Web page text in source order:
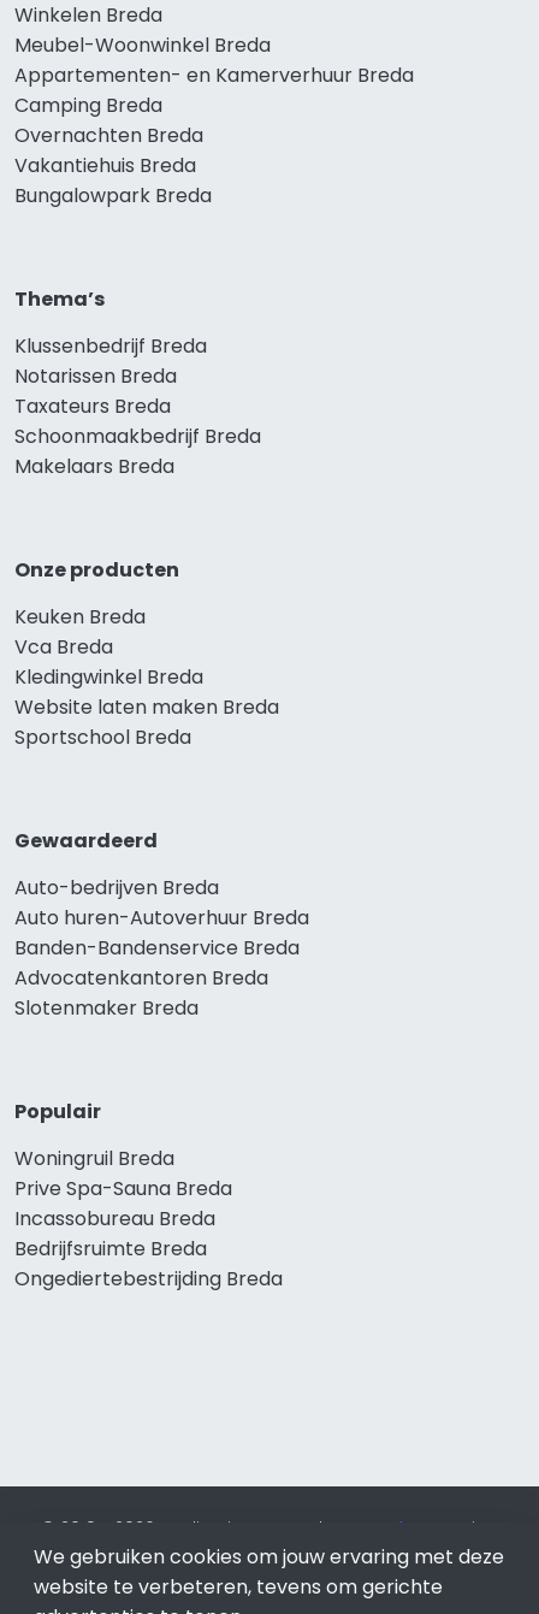
Winkelen Breda
Meubel-Woonwinkel Breda
Appartementen- en Kamerverhuur Breda
Camping Breda
Overnachten Breda
Vakantiehuis Breda
Bungalowpark Breda
Thema’s
Klussenbedrijf Breda
Notarissen Breda
Taxateurs Breda
Schoonmaakbedrijf Breda
Makelaars Breda
Onze producten
Keuken Breda
Vca Breda
Kledingwinkel Breda
Website laten maken Breda
Sportschool Breda
Gewaardeerd
Auto-bedrijven Breda
Auto huren-Autoverhuur Breda
Banden-Bandenservice Breda
Advocatenkantoren Breda
Slotenmaker Breda
Populair
Woningruil Breda
Prive Spa-Sauna Breda
Incassobureau Breda
Bedrijfsruimte Breda
Ongediertebestrijding Breda
© 2019 - 2026 Realisatie en SEO door SEO-bureau
Lion
Internet. Betaal alleen voor bewezen resultaten?SEO
optimalisatie No Cure No Pay.Breda is onderdeel van Lion
Internet.
We gebruiken cookies om jouw ervaring met deze
website te verbeteren, tevens om gerichte